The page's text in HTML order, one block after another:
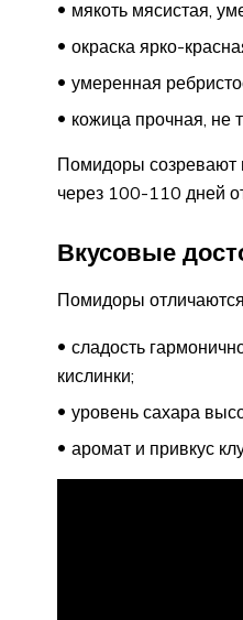
мякоть мясистая,
окраска ярко-
умеренная
кожица прочная, не
Помидоры созревают
через 100-110 дней
Вкусовые
Помидоры
сладость
кислинки;
уровень сахара
аромат и привкус